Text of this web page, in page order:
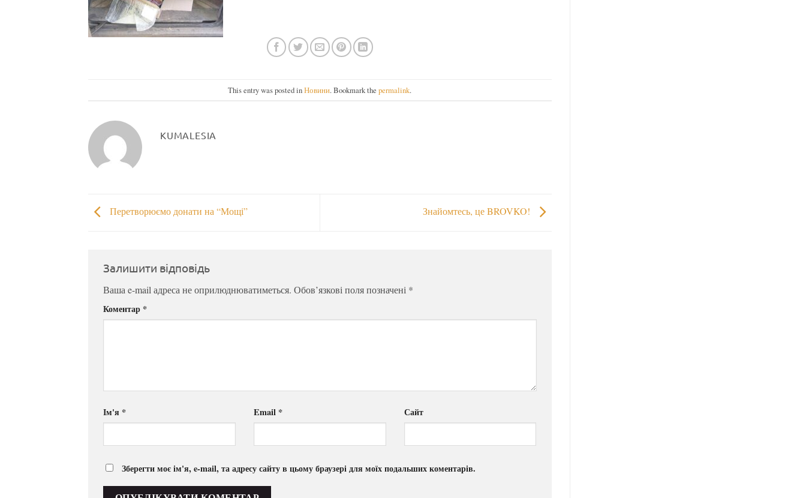
This entry was posted inНовини. Bookmark thepermalink.
KUMALESIA
Перетворюємо донати на “Мощі” Знайомтесь, це BROVKO!
Залишити відповідь
Ваша e-mail адреса не оприлюднюватиметься. Обов’язкові поля позначені *
Коментар *
Ім'я * Email * Сайт
Зберегти моє ім'я, e-mail, та адресу сайту в цьому браузері для моїх подальших коментарів.